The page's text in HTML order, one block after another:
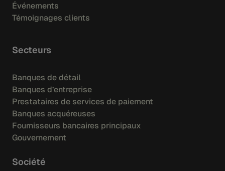
Événements
Témoignages clients
Secteurs
Banques de détail
Banques d’entreprise
Prestataires de services de paiement
Banques acquéreuses
Fournisseurs bancaires principaux
Gouvernement
Société